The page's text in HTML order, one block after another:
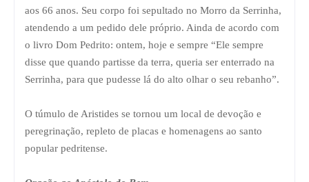
aos 66 anos. Seu corpo foi sepultado no Morro da Serrinha,
atendendo a um pedido dele próprio. Ainda de acordo com
o livro Dom Pedrito: ontem, hoje e sempre “Ele sempre
disse que quando partisse da terra, queria ser enterrado na
Serrinha, para que pudesse lá do alto olhar o seu rebanho”.
O túmulo de Aristides se tornou um local de devoção e
peregrinação, repleto de placas e homenagens ao santo
popular pedritense.